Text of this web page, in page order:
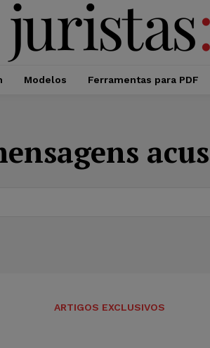
Modelos Ferramentas para PDF
ARTIGOS EXCLUSIVOS